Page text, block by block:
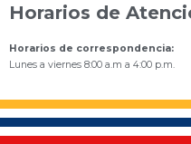
Horarios de
Horarios de correspondencia:
Lunes a viernes 8:00 a.m a 4:00 p.m.